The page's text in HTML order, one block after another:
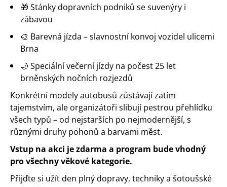
🎁 Stánky dopravních podniků se suvenýry i
zábavou
🎨 Barevná jízda – slavnostní konvoj vozidel ulicemi
Brna
🌙 Speciální večerní jízdy na počest 25 let
brněnských nočních rozjezdů
Konkrétní modely autobusů zůstávají zatím
tajemstvím, ale organizátoři slibují pestrou přehlídku
všech typů – od nejstarších po nejmodernější, s
různými druhy pohonů a barvami měst.
Vstup na akci je zdarma a program bude vhodný
pro všechny věkové kategorie.
Přijďte si užít den plný dopravy, techniky a šotoušské